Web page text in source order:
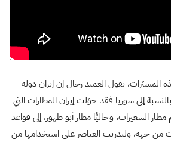
المسيّرات، يقول العميد رحال إن إيران دولة
إلى سوريا فقد حوّلت إيران المطارات التي
عليها مثل تي-4 وثم مطار الشعيرات، وحاليًّا مطار أبو ظهور، إلى قواعد
من جهة، ولتدريب العناصر على استخدامها من